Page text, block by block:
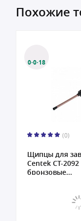
Похожие
0·0·18
(0)
Щипцы для
Centek CT-2092
бронзовые...